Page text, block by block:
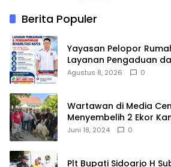
Berita Populer
Yayasan Pelopor
Layanan Pengaduan
Rehabilitasi NAPZA 24
Agustus 8, 2026 0
Wartawan di Media
Menyembelih 2 Ekor
Juni 18, 2024 0
Plt Bupati Sidoarjo H